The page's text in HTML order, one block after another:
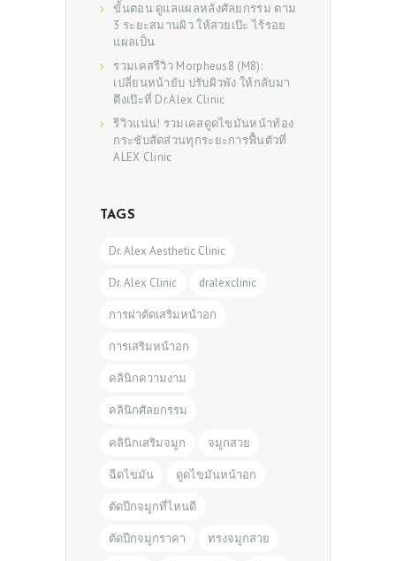
ขั้นตอน ดูแลแผลหลังศัลยกรรม ตาม
3 ระยะสมานผิว ให้สวยเป๊ะ ไร้รอย
แผลเป็น
รวมเคสรีวิว Morpheus8 (M8):
เปลี่ยนหน้ายับ ปรับผิวพัง ให้กลับมา
ตึงเป๊ะที่ Dr.Alex Clinic
รีวิวแน่น! รวมเคสดูดไขมันหน้าท้อง
กระชับสัดส่วนทุกระยะการฟื้นตัวที่
ALEX Clinic
TAGS
Dr. Alex Aesthetic Clinic
Dr. Alex Clinic dralexclinic
การผ่าตัดเสริมหน้าอก
การเสริมหน้าอก
คลินิกความงาม
คลินิกศัลยกรรม
คลินิกเสริมจมูก จมูกสวย
ฉีดไขมัน ดูดไขมันหน้าอก
ตัดปีกจมูกที่ไหนดี
ตัดปีกจมูกราคา ทรงจมูกสวย